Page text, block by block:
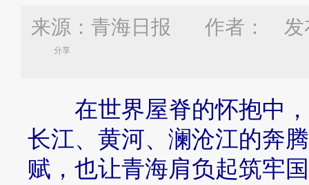
来源：青海日报 作者： 发
分享
在世界屋脊的怀抱中
长江、黄河、澜沧江的奔
赋，也让青海肩负起筑牢